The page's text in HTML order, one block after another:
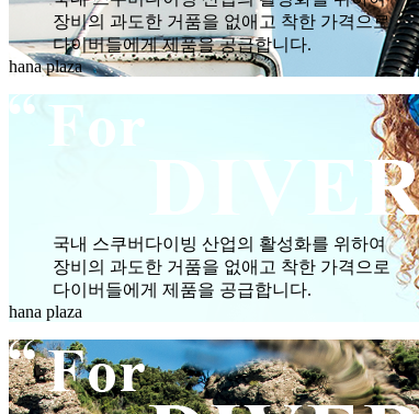
장비의 과도한 거품을 없애고 착한 가격으로
다이버들에게 제품을 공급합니다.
hana plaza
국내 스쿠버다이빙 산업의 활성화를 위하여
장비의 과도한 거품을 없애고 착한 가격으로
다이버들에게 제품을 공급합니다.
hana plaza